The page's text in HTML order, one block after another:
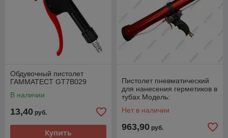
Обдувочный пистолет
ГАММАТЕСТ GT7B029
В наличии
13,40 руб.
Купить
Пистолет пневматический
для нанесения герметиков в
тубах Модель:
арт.AH094709
Нет в наличии
963,90 руб.